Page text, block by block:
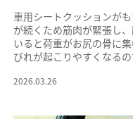
車用シートクッションが
が続くため筋肉が緊張し
いると荷重がお尻の骨に
びれが起こりやすくなる
2026.03.26